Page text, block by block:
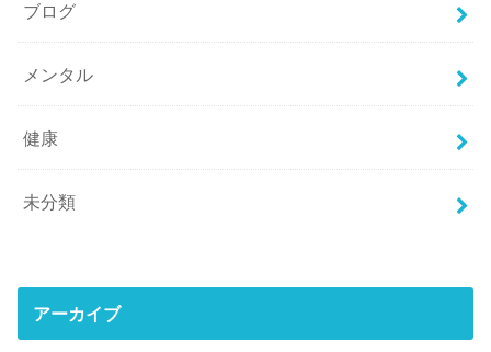
ブログ
メンタル
健康
未分類
アーカイブ